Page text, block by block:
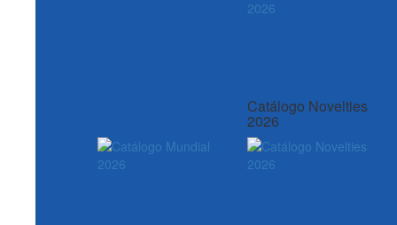
Catálogo Novelties
2026